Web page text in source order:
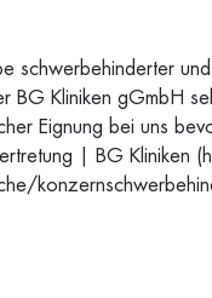
schwerbehinderter
BG Kliniken gGmbH
Eignung bei uns
| BG